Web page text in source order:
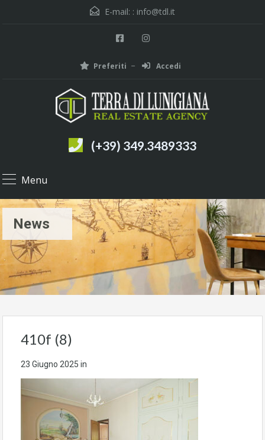
E-mail: : info@tdl.it
Preferiti Accedi
(+39) 349.3489333
Menu
News
410f (8)
23 Giugno 2025 in